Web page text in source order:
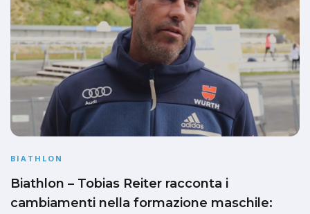
BIATHLON
Biathlon – Tobias Reiter racconta i
cambiamenti nella formazione maschile: